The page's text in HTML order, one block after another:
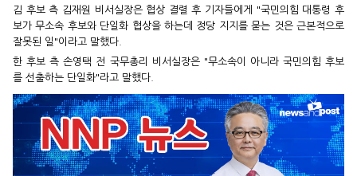
김 후보 측 김재원 비서실장은 협상 결렬 후 기자들에게 "국민의힘 대통령 후
보가 무소속 후보와 단일화 협상을 하는데 정당 지지를 묻는 것은 근본적으로
잘못된 일"이라고 말했다.
한 후보 측 손영택 전 국무총리 비서실장은 "무소속이 아니라 국민의힘 후보
를 선출하는 단일화"라고 말했다.